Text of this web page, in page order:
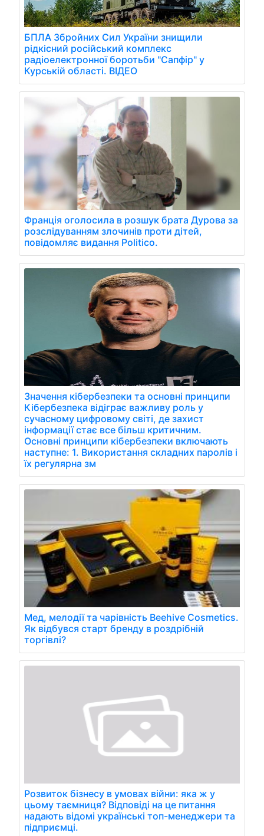
БПЛА Збройних Сил України знищили
рідкісний російський комплекс
радіоелектронної боротьби "Сапфір" у
Курській області. ВІДЕО
Франція оголосила в розшук брата Дурова за
розслідуванням злочинів проти дітей,
повідомляє видання Politico.
Значення кібербезпеки та основні принципи
Кібербезпека відіграє важливу роль у
сучасному цифровому світі, де захист
інформації стає все більш критичним.
Основні принципи кібербезпеки включають
наступне: 1. Використання складних паролів і
їх регулярна зм
Мед, мелодії та чарівність Beehive Cosmetics.
Як відбувся старт бренду в роздрібній
торгівлі?
Розвиток бізнесу в умовах війни: яка ж у
цьому таємниця? Відповіді на це питання
надають відомі українські топ-менеджери та
підприємці.